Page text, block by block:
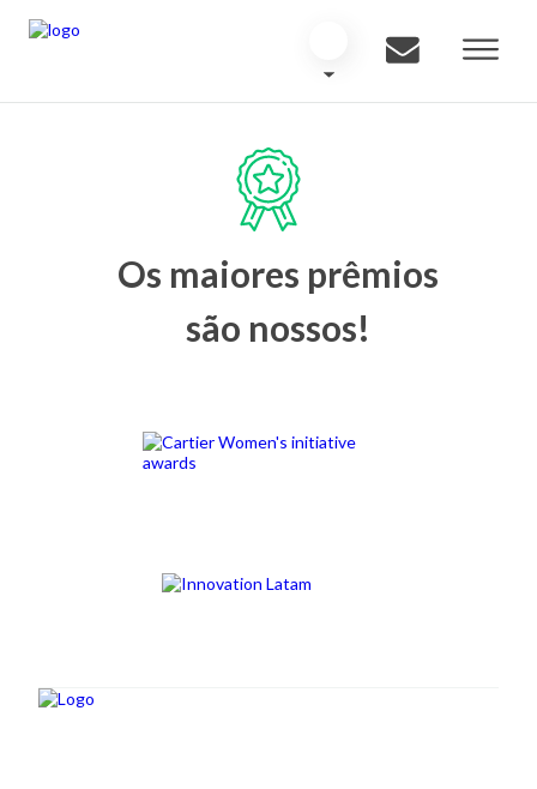
Os maiores prêmios
são nossos!